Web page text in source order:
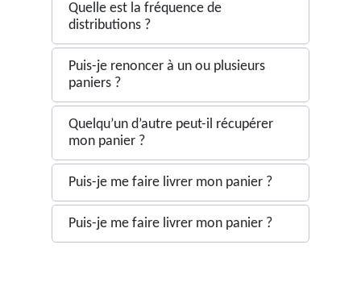
Quelle est la fréquence de
distributions ?
Puis-je renoncer à un ou plusieurs
paniers ?
Quelqu’un d’autre peut-il récupérer
mon panier ?
Puis-je me faire livrer mon panier ?
Puis-je me faire livrer mon panier ?